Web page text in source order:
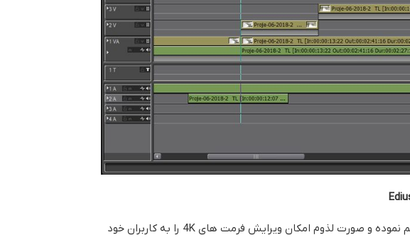
EDIUS® 5 برنامه ادیوس قدرت ویرایش فرمت ها مختلف ( HD, SD) را دارد. این برنامه Work flow یکپارچه و کاملی را فراهم نموده و صورت لذوم امکان ویرایش فرمت های 4K را به کاربران خود